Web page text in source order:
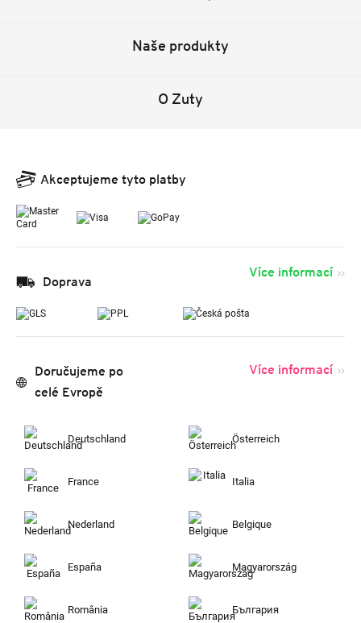
Naše produkty
O Zuty
Akceptujeme tyto platby
Doprava
Více informací
Doručujeme po
celé Evropě
Více informací
Deutschland Österreich
France Italia
Nederland Belgique
España Magyarország
România България